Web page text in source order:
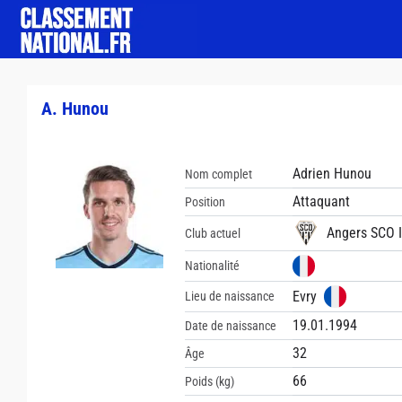
A. Hunou
Nom complet Adrien Hunou
Position Attaquant
Club actuel Angers SCO
Nationalité
Lieu de naissance Evry
Date de naissance 19.01.1994
Âge 32
Poids (kg) 66